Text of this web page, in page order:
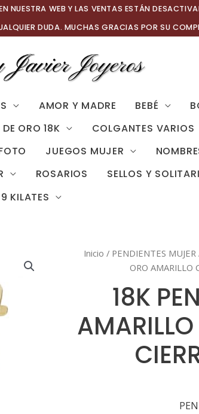
NUESTRA WEB Y LAS VENTAS ESTÁN
DUDA. MUCHAS GRACIAS POR SU
AMOR Y MADRE BEBÉ
ORO 18K COLGANTES VARIOS
JUEGOS MUJER
ROSARIOS SELLOS Y
9 KILATES
Inicio / PENDIENTES MUJER
ORO AMARILLO
18K